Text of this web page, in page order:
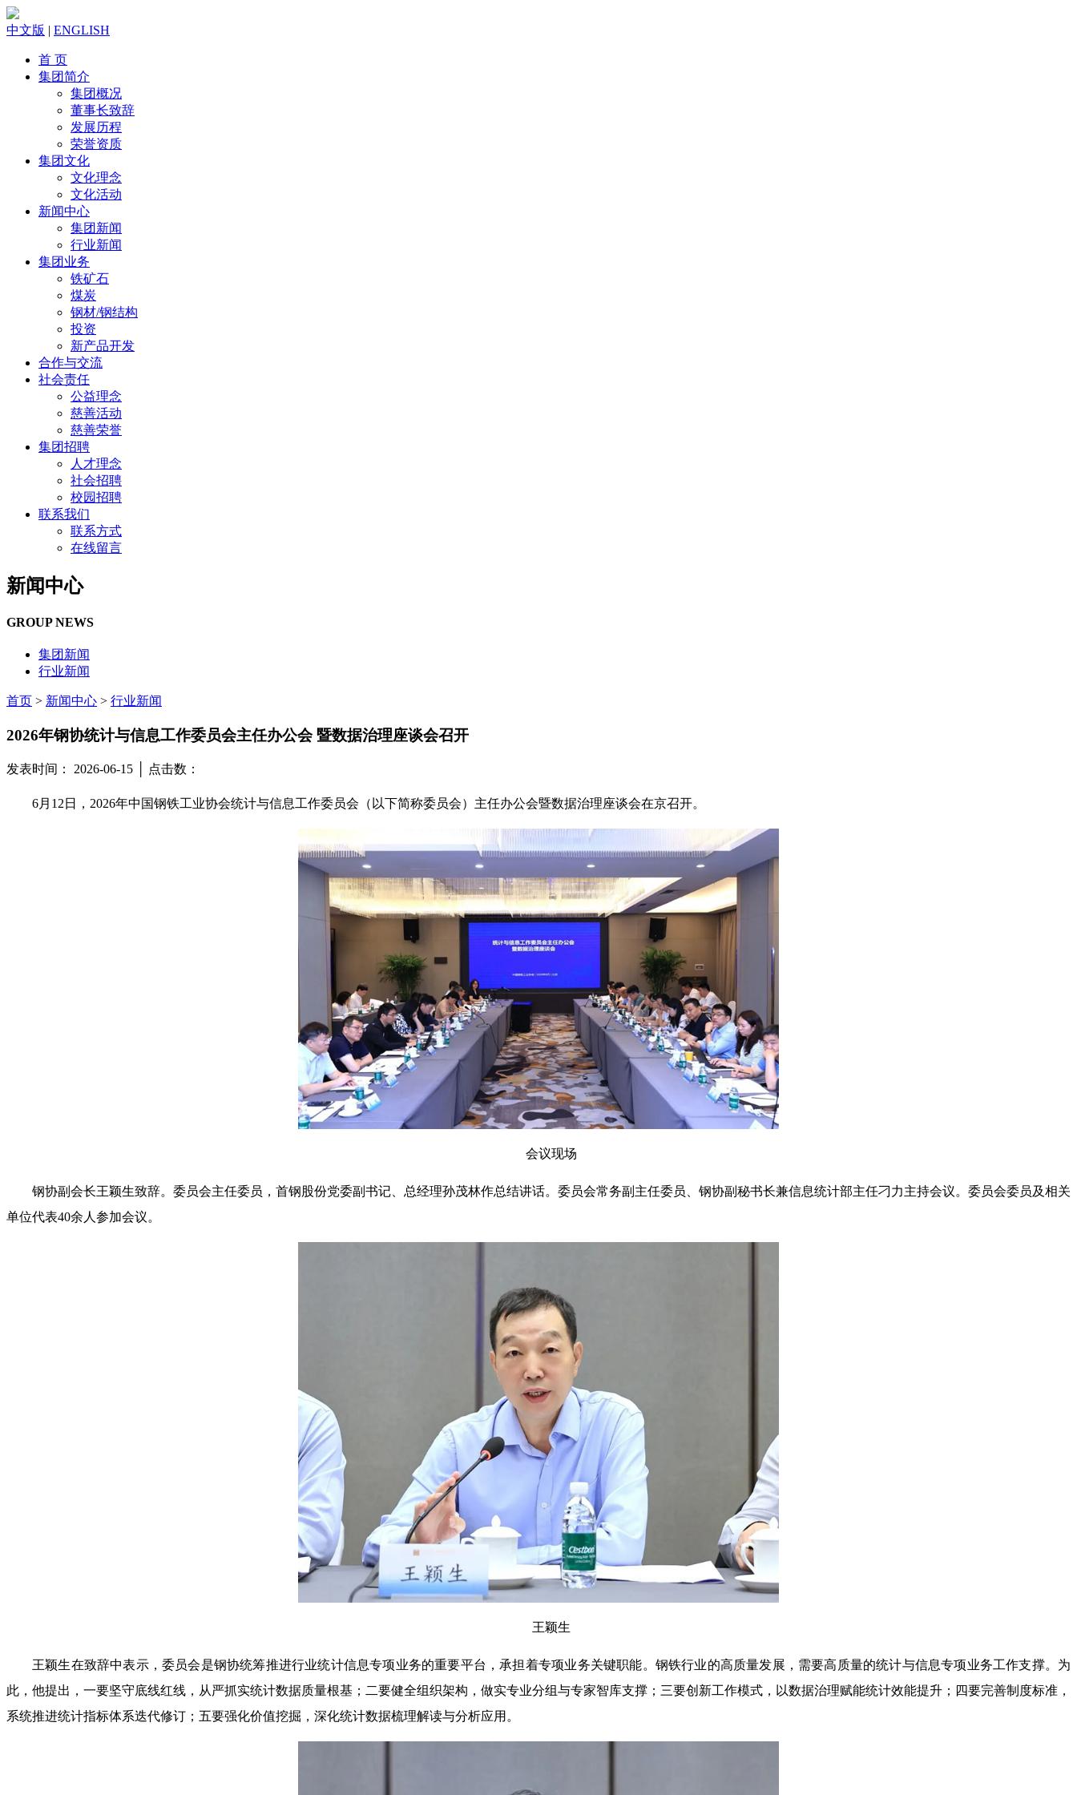
中文版 | ENGLISH
首 页
集团简介
集团概况
董事长致辞
发展历程
荣誉资质
集团文化
文化理念
文化活动
新闻中心
集团新闻
行业新闻
集团业务
铁矿石
煤炭
钢材/钢结构
投资
新产品开发
合作与交流
社会责任
公益理念
慈善活动
慈善荣誉
集团招聘
人才理念
社会招聘
校园招聘
联系我们
联系方式
在线留言
新闻中心
GROUP NEWS
集团新闻
行业新闻
首页 > 新闻中心 > 行业新闻
2026年钢协统计与信息工作委员会主任办公会 暨数据治理座谈会召开
发表时间： 2026-06-15 │ 点击数：
6月12日，2026年中国钢铁工业协会统计与信息工作委员会（以下简称委员会）主任办公会暨数据治理座谈会在京召开。
会议现场
钢协副会长王颖生致辞。委员会主任委员，首钢股份党委副书记、总经理孙茂林作总结讲话。委员会常务副主任委员、钢协副秘书长兼信息统计部主任刁力主持会议。委员会委员及相关
单位代表40余人参加会议。
王颖生
王颖生在致辞中表示，委员会是钢协统筹推进行业统计信息专项业务的重要平台，承担着专项业务关键职能。钢铁行业的高质量发展，需要高质量的统计与信息专项业务工作支撑。为
此，他提出，一要坚守底线红线，从严抓实统计数据质量根基；二要健全组织架构，做实专业分组与专家智库支撑；三要创新工作模式，以数据治理赋能统计效能提升；四要完善制度标准，
系统推进统计指标体系迭代修订；五要强化价值挖掘，深化统计数据梳理解读与分析应用。